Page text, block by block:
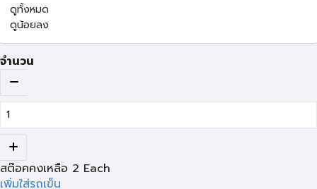
ดูทั้งหมด
ดูน้อยลง
จำนวน
สต๊อคคงเหลือ 2 Each
เพิ่มใส่รถเข็น